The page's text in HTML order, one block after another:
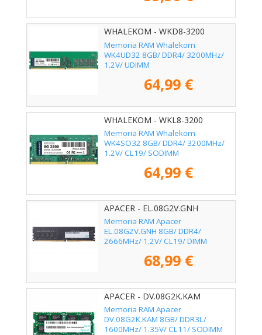
WHALEKOM - WKD8-3200
Memoria RAM Whalekom
WK4UD32 8GB/ DDR4/ 3200MHz/
1.2V/ UDIMM
64,99 €
WHALEKOM - WKL8-3200
Memoria RAM Whalekom
WK4SO32 8GB/ DDR4/ 3200MHz/
1.2V/ CL19/ SODIMM
64,99 €
APACER - EL.08G2V.GNH
Memoria RAM Apacer
EL.08G2V.GNH 8GB/ DDR4/
2666MHz/ 1.2V/ CL19/ DIMM
68,99 €
APACER - DV.08G2K.KAM
Memoria RAM Apacer
DV.08G2K.KAM 8GB/ DDR3L/
1600MHz/ 1.35V/ CL11/ SODIMM